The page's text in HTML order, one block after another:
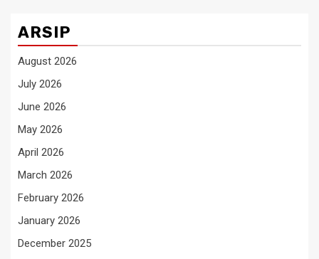
ARSIP
August 2026
July 2026
June 2026
May 2026
April 2026
March 2026
February 2026
January 2026
December 2025